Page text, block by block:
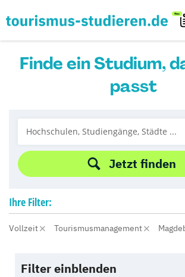
Finde ein Studium,
passt
Jetzt finden
Ihre Filter:
Vollzeit Tourismusmanagement
Filter einblenden